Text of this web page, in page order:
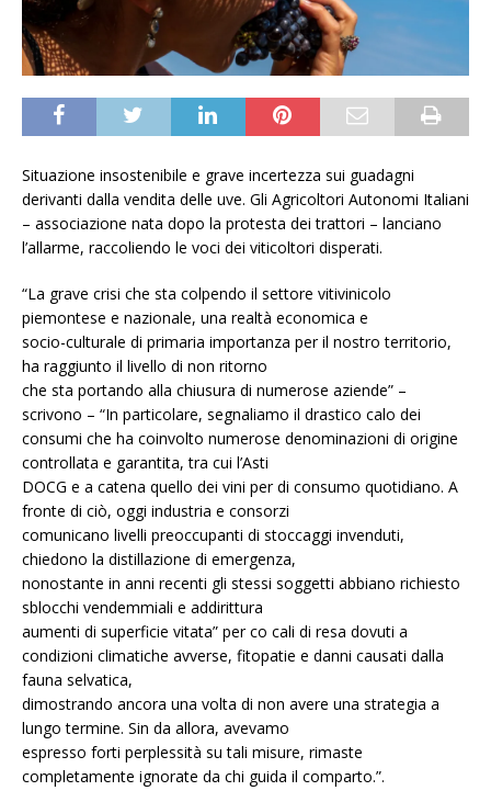
Situazione insostenibile e grave incertezza sui guadagni
derivanti dalla vendita delle uve. Gli Agricoltori Autonomi Italiani
– associazione nata dopo la protesta dei trattori – lanciano
l’allarme, raccoliendo le voci dei viticoltori disperati.
“La grave crisi che sta colpendo il settore vitivinicolo
piemontese e nazionale, una realtà economica e
socio-culturale di primaria importanza per il nostro territorio,
ha raggiunto il livello di non ritorno
che sta portando alla chiusura di numerose aziende” –
scrivono – “In particolare, segnaliamo il drastico calo dei
consumi che ha coinvolto numerose denominazioni di origine
controllata e garantita, tra cui l’Asti
DOCG e a catena quello dei vini per di consumo quotidiano. A
fronte di ciò, oggi industria e consorzi
comunicano livelli preoccupanti di stoccaggi invenduti,
chiedono la distillazione di emergenza,
nonostante in anni recenti gli stessi soggetti abbiano richiesto
sblocchi vendemmiali e addirittura
aumenti di superficie vitata” per co cali di resa dovuti a
condizioni climatiche avverse, fitopatie e danni causati dalla
fauna selvatica,
dimostrando ancora una volta di non avere una strategia a
lungo termine. Sin da allora, avevamo
espresso forti perplessità su tali misure, rimaste
completamente ignorate da chi guida il comparto.”.